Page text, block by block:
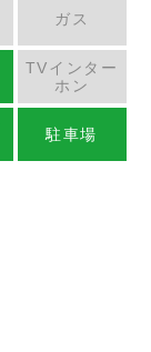
ガス
TVインター
ホン
駐車場